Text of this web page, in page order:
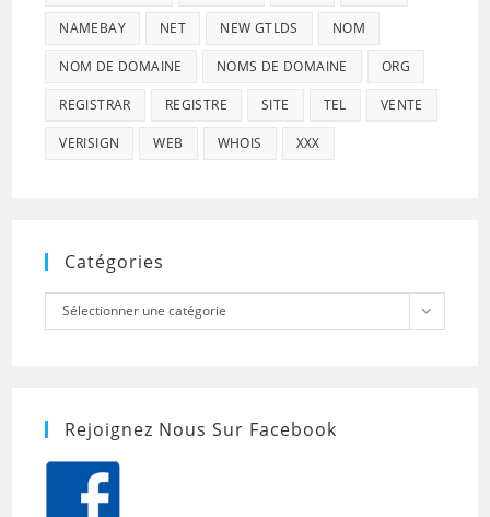
NAMEBAY NET NEW GTLDS NOM
NOM DE DOMAINE NOMS DE DOMAINE ORG
REGISTRAR REGISTRE SITE TEL VENTE
VERISIGN WEB WHOIS XXX
Catégories
Catégories
Sélectionner une catégorie
Rejoignez Nous Sur Facebook